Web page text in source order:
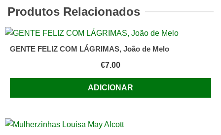
CERCO.
Atlântida.
(Coimbra).
cm.
B.
Produtos Relacionados
GENTE FELIZ COM LÁGRIMAS, João de Melo
€7.00
ADICIONAR